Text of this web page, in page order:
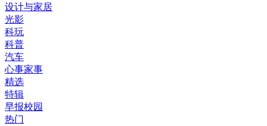
设计与家居
光影
科玩
科普
汽车
心事家事
精选
特辑
早报校园
热门